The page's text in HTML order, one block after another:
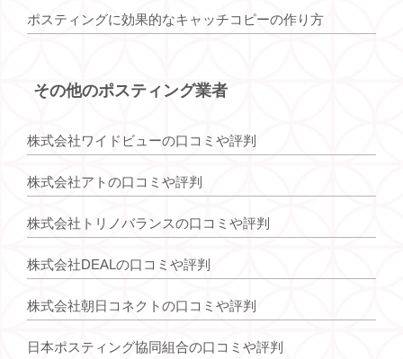
ポスティングに効果的なキャッチコピーの作り方
その他のポスティング業者
株式会社ワイドビューの口コミや評判
株式会社アトの口コミや評判
株式会社トリノバランスの口コミや評判
株式会社DEALの口コミや評判
株式会社朝日コネクトの口コミや評判
日本ポスティング協同組合の口コミや評判